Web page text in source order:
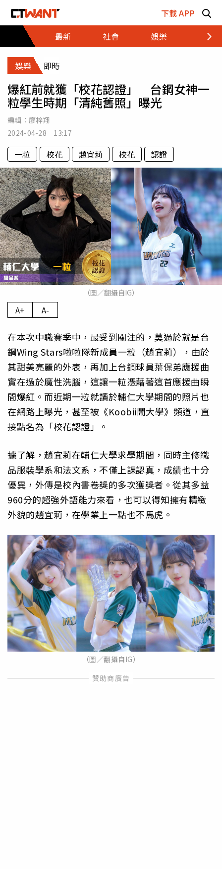
下載 APP
最新
社會 娛樂 財經
娛樂 即時
爆紅前就獲「校花認證」 台鋼女神一
粒學生時期「清純舊照」曝光
編輯： 廖梓翔
2024-04-28 13:17
一粒 校花 趙宜莉 校花 認證
（圖／翻攝自IG）
A+ A-
在本次中職賽季中，最受到關注的，莫過於就是台
鋼Wing Stars啦啦隊新成員一粒（趙宜莉），由於
其甜美亮麗的外表，再加上台鋼球員葉保弟應援曲
實在過於魔性洗腦，這讓一粒憑藉著這首應援曲瞬
間爆紅。而近期一粒就讀於輔仁大學期間的照片也
在網路上曝光，甚至被《Koobii鬧大學》頻道，直
接點名為「校花認證」。
據了解，趙宜莉在輔仁大學求學期間，同時主修織
品服裝學系和法文系，不僅上課認真，成績也十分
優異，外傳是校內書卷獎的多次獲獎者。從其多益
960分的超強外語能力來看，也可以得知擁有精緻
外貌的趙宜莉，在學業上一點也不馬虎。
（圖／翻攝自IG）